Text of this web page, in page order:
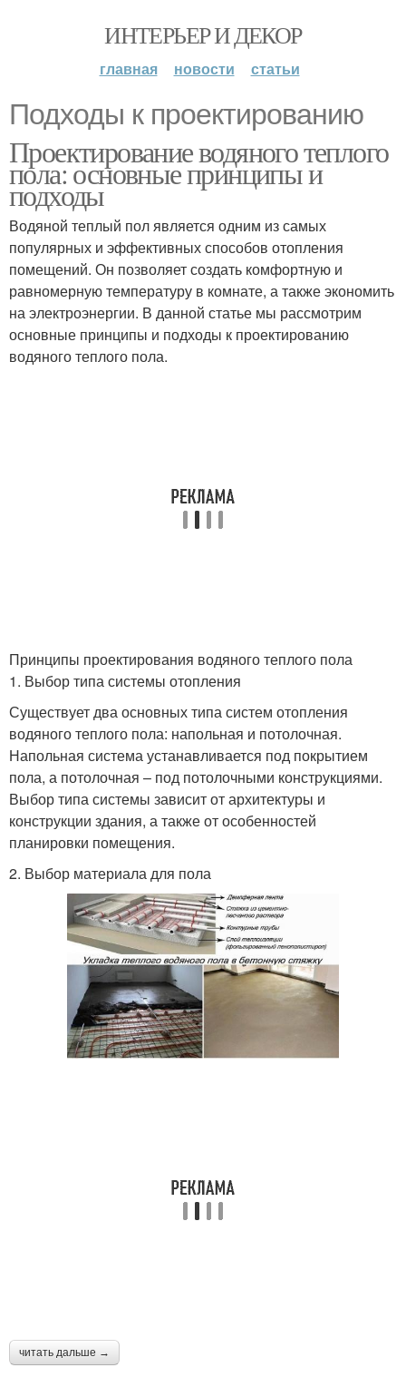
ИНТЕРЬЕР И ДЕКОР
главная новости статьи
Подходы к проектированию
Проектирование водяного теплого
пола: основные принципы и
подходы
Водяной теплый пол является одним из самых
популярных и эффективных способов отопления
помещений. Он позволяет создать комфортную и
равномерную температуру в комнате, а также экономить
на электроэнергии. В данной статье мы рассмотрим
основные принципы и подходы к проектированию
водяного теплого пола.
Принципы проектирования водяного теплого пола
1. Выбор типа системы отопления
Существует два основных типа систем отопления
водяного теплого пола: напольная и потолочная.
Напольная система устанавливается под покрытием
пола, а потолочная – под потолочными конструкциями.
Выбор типа системы зависит от архитектуры и
конструкции здания, а также от особенностей
планировки помещения.
2. Выбор материала для пола
читать дальше →